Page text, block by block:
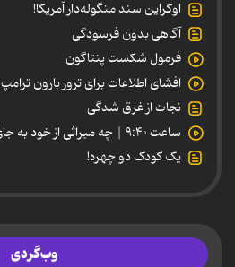
اوکراین سند منگوله‌دار آمریکا!
آگاهی بدون فرسودگی
فرمول شکست پنتاگون
افشای اطلاعات برای ترور بارون ترامپ
نجات از غرق شدگی
ساعت ۹:۴۰ | چه میراثی از خود به جای گذاشت؟
یک کودک دو چهره!
وب‌گردی